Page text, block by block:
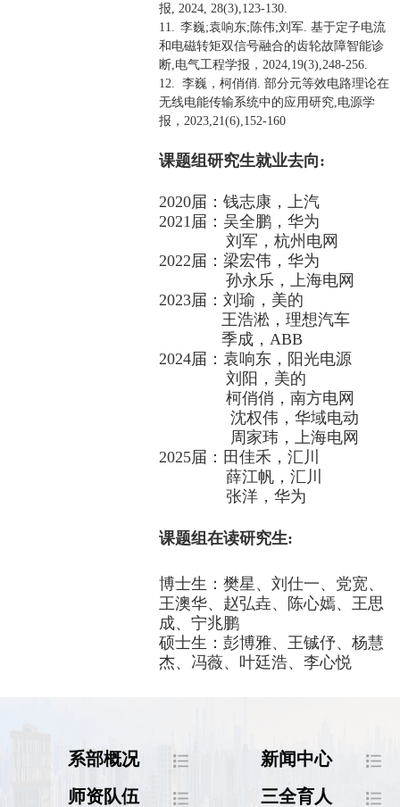
报 , 2024, 28(3),123-130.
11.
李巍;袁响东; 陈伟;刘军 基于定子电流
和电磁转矩双信号融合的齿轮故障智能诊
断 电气工程学报， 2024,19(3),248-256.
12. 李巍，柯俏俏 部分元等效电路理论在
无线电能传输系统中的应用研究 电源学
报， 2023,21(6),152-160
课题组研究生就业去向:
2020届： 钱志康，上汽
2021 届： 吴全鹏，华为
刘军 ，杭州电网
2022届： 梁宏伟 ，华为
孙永乐，
上海电网
2023届： 刘瑜， 美的
王浩淞， 理想汽车
季成，ABB
2024届： 袁响东 ，阳光电源
刘阳 ，美的
柯俏俏， 南方电网
沈权伟，华域电动
周家玮，上海电网
2025届： 田佳禾， 汇川
薛江帆， 汇川
张洋， 华为
课题组在读研究生:
博士生：樊星、刘仕一、党宽、
王澳华、 赵弘垚、陈心嫣、王思
成、宁兆鹏
硕士生：彭博雅、王铖伃、杨慧
杰、冯薇、叶廷浩、李心悦
系部概况
新闻中心
师资队伍
三全育人